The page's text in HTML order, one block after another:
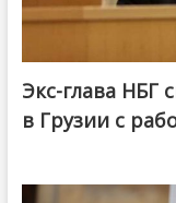
Экс-глава НБГ
в Грузии с